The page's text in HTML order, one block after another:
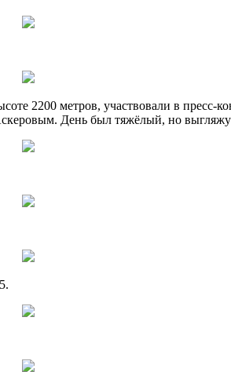
2200 метров, участвовали в
День был тяжёлый, но